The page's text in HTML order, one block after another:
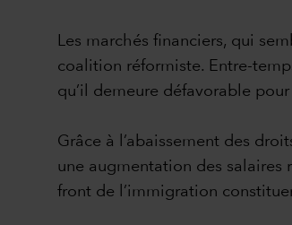
Les marchés financiers, qui
coalition réformiste. Entre-
qu’il demeure défavorable
Grâce à l’abaissement des
une augmentation des salaires
front de l’immigration